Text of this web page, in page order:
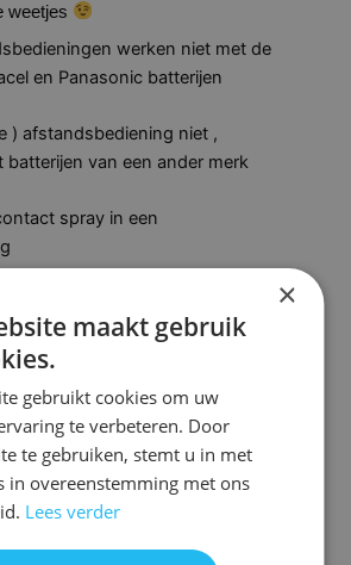
weetjes
werken niet met de
en Panasonic batterijen
) afstandsbediening niet ,
batterijen van een ander merk
spray in een
beschadigd ,
vaak nooit meer te
zelf maken met
set:
×
maakt gebruik
gebruikt cookies om uw
te verbeteren. Door
te gebruiken, stemt u in met
in overeenstemming met ons
Lees verder